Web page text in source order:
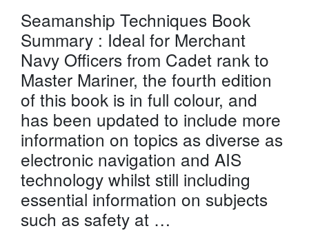
Seamanship Techniques Book
Summary : Ideal for Merchant
Navy Officers from Cadet rank to
Master Mariner, the fourth edition
of this book is in full colour, and
has been updated to include more
information on topics as diverse as
electronic navigation and AIS
technology whilst still including
essential information on subjects
such as safety at …